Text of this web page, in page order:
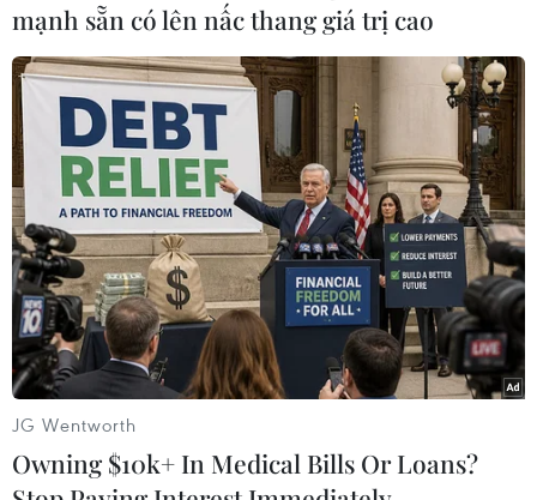
#Man City #Mancini #Messi
#Ronaldo
#Chuyển nhượng
Theo dõi VietnamPlus
mạnh sẵn có lên nấc thang giá trị cao
JG Wentworth
Owning $10k+ In Medical Bills Or Loans?